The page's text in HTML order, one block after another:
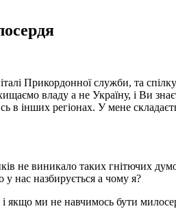
Прикордонної служби, та
владу а не Україну, і Ви
в інших регіонах. У мене
не виникало таких гнітючих
нас назбирується а чому я?
ми не навчимось бути